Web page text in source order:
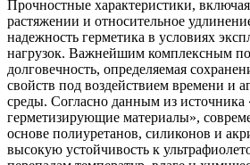
Прочностные характеристики,
растяжении и относительное
надежность герметика в условиях
нагрузок. Важнейшим комплексным
долговечность, определяемая
свойств под воздействием времени и
среды. Согласно данным из
герметизирующие материалы»,
основе полиуретанов, силиконов и
высокую устойчивость к